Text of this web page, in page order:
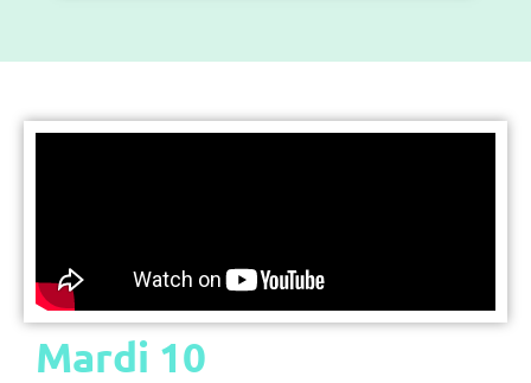
Mardi 10